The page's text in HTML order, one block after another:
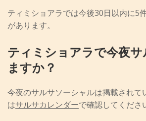
ティミショアラでは今後30日以内に5
があります。
ティミショアラで今夜
ますか？
今夜のサルサソーシャルは掲載されて
はサルサカレンダーで確認してくださ